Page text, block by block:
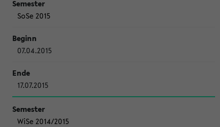
SoSe 2015
07.04.2015
17.07.2015
WiSe 2014/2015